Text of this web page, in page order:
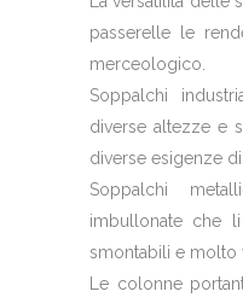
passerelle le
merceologico.
Soppalchi
diverse altezze e
diverse esigenze di
Soppalchi
imbullonate che
smontabili e molto
Le colonne